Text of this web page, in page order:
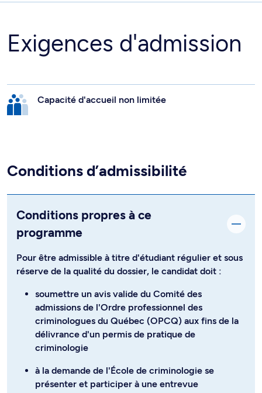
Exigences d'admission
Capacité d'accueil non limitée
Conditions d’admissibilité
Conditions propres à ce
programme
Pour être admissible à titre d'étudiant régulier et sous
réserve de la qualité du dossier, le candidat doit :
soumettre un avis valide du Comité des
admissions de l'Ordre professionnel des
criminologues du Québec (OPCQ) aux fins de la
délivrance d'un permis de pratique de
criminologie
à la demande de l'École de criminologie se
présenter et participer à une entrevue